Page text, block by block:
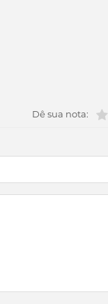
Dê sua nota: